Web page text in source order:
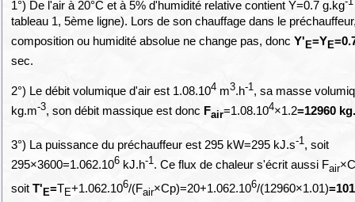
1°) De l'air à 20°C et à 5% d'humidité relative contient Y=0.7 g.kg
tableau 1, 5ème ligne). Lors de son chauffage dans le
composition ou humidité absolue ne change pas, doncY'E=YE
sec.
2°) Le débit volumique d'air est 1.08.104 m3.h-1, sa masse
kg.m-3, son débit massique est donc Fair=1.08.104×1.2=12960
3°) La puissance du préchauffeur est 295 kW=295 kJ.s-1, soit
295×3600=1.062.106 kJ.h-1. Ce flux de chaleur s'écrit aussi Fair
soitT'E=TE+1.062.106/(Fair×Cp)=20+1.062.106/(12960×1.01)